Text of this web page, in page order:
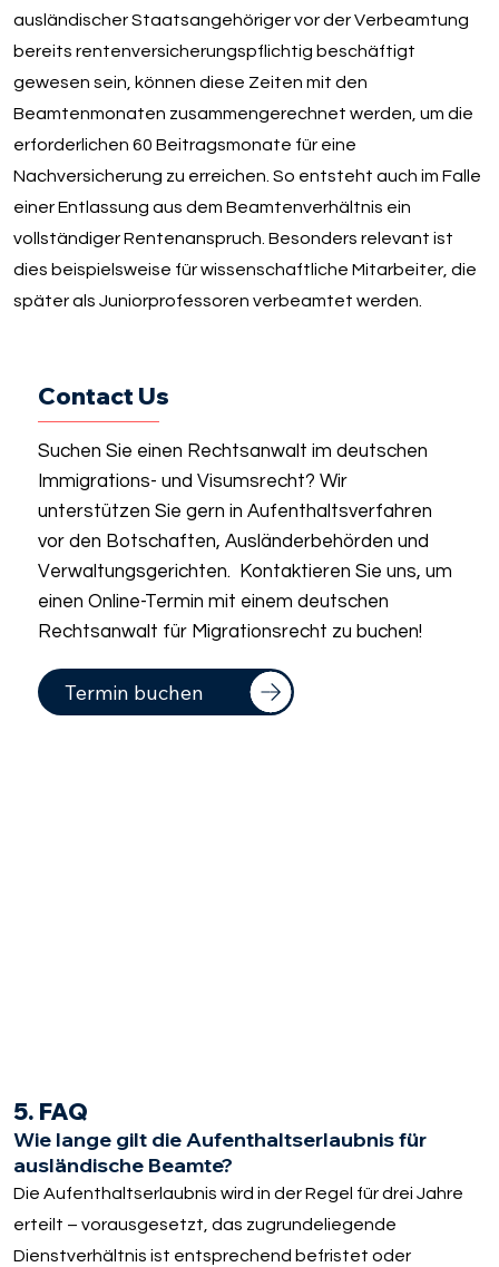
ausländischer Staatsangehöriger vor der Verbeamtung
bereits rentenversicherungspflichtig beschäftigt
gewesen sein, können diese Zeiten mit den
Beamtenmonaten zusammengerechnet werden, um die
erforderlichen 60 Beitragsmonate für eine
Nachversicherung zu erreichen. So entsteht auch im Falle
einer Entlassung aus dem Beamtenverhältnis ein
vollständiger Rentenanspruch. Besonders relevant ist
dies beispielsweise für wissenschaftliche Mitarbeiter, die
später als Juniorprofessoren verbeamtet werden.
Contact Us
Suchen Sie einen Rechtsanwalt im deutschen
Immigrations- und Visumsrecht? Wir
unterstützen Sie gern in Aufenthaltsverfahren
vor den Botschaften, Ausländerbehörden und
Verwaltungsgerichten. Kontaktieren Sie uns, um
einen Online-Termin mit einem deutschen
Rechtsanwalt für Migrationsrecht zu buchen!
Termin buchen
5. FAQ
Wie lange gilt die Aufenthaltserlaubnis für
ausländische Beamte?
Die Aufenthaltserlaubnis wird in der Regel für drei Jahre
erteilt – vorausgesetzt, das zugrundeliegende
Dienstverhältnis ist entsprechend befristet oder